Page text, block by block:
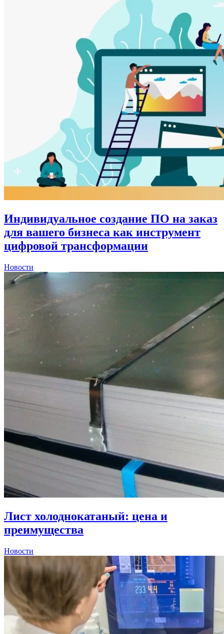
Индивидуальное создание ПО на заказ
для вашего бизнеса как инструмент
цифровой трансформации
Новости
Лист холоднокатаный: цена и
преимущества
Новости